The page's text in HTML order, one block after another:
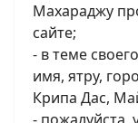
Махараджу
сайте;
- в теме
имя, ятру,
Крипа Дас,